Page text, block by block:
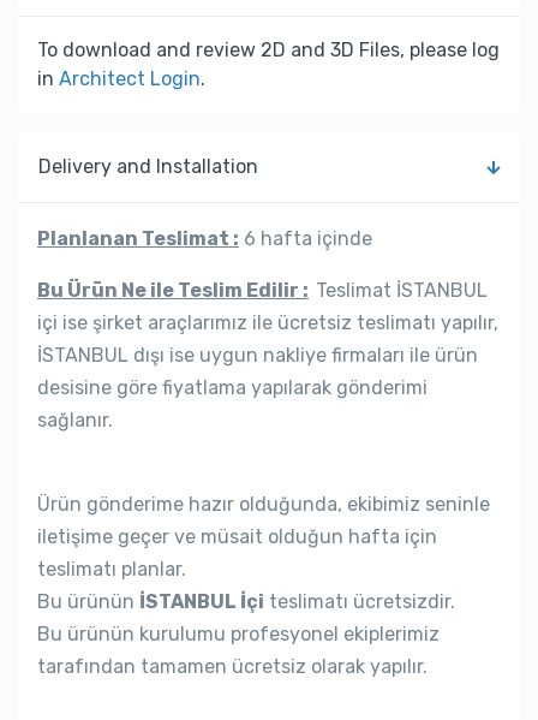
To download and review 2D and 3D Files, please log
in Architect Login.
Delivery and Installation
Planlanan Teslimat : 6 hafta içinde
Bu Ürün Ne ile Teslim Edilir : Teslimat İSTANBUL
içi ise şirket araçlarımız ile ücretsiz teslimatı yapılır,
İSTANBUL dışı ise uygun nakliye firmaları ile ürün
desisine göre fiyatlama yapılarak gönderimi
sağlanır.
Ürün gönderime hazır olduğunda, ekibimiz seninle
iletişime geçer ve müsait olduğun hafta için
teslimatı planlar.
Bu ürünün İSTANBUL İçi teslimatı ücretsizdir.
Bu ürünün kurulumu profesyonel ekiplerimiz
tarafından tamamen ücretsiz olarak yapılır.